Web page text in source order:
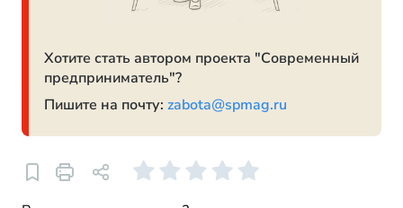
Хотите стать автором проекта "Современный
предприниматель"?
Пишите на почту: zabota@spmag.ru